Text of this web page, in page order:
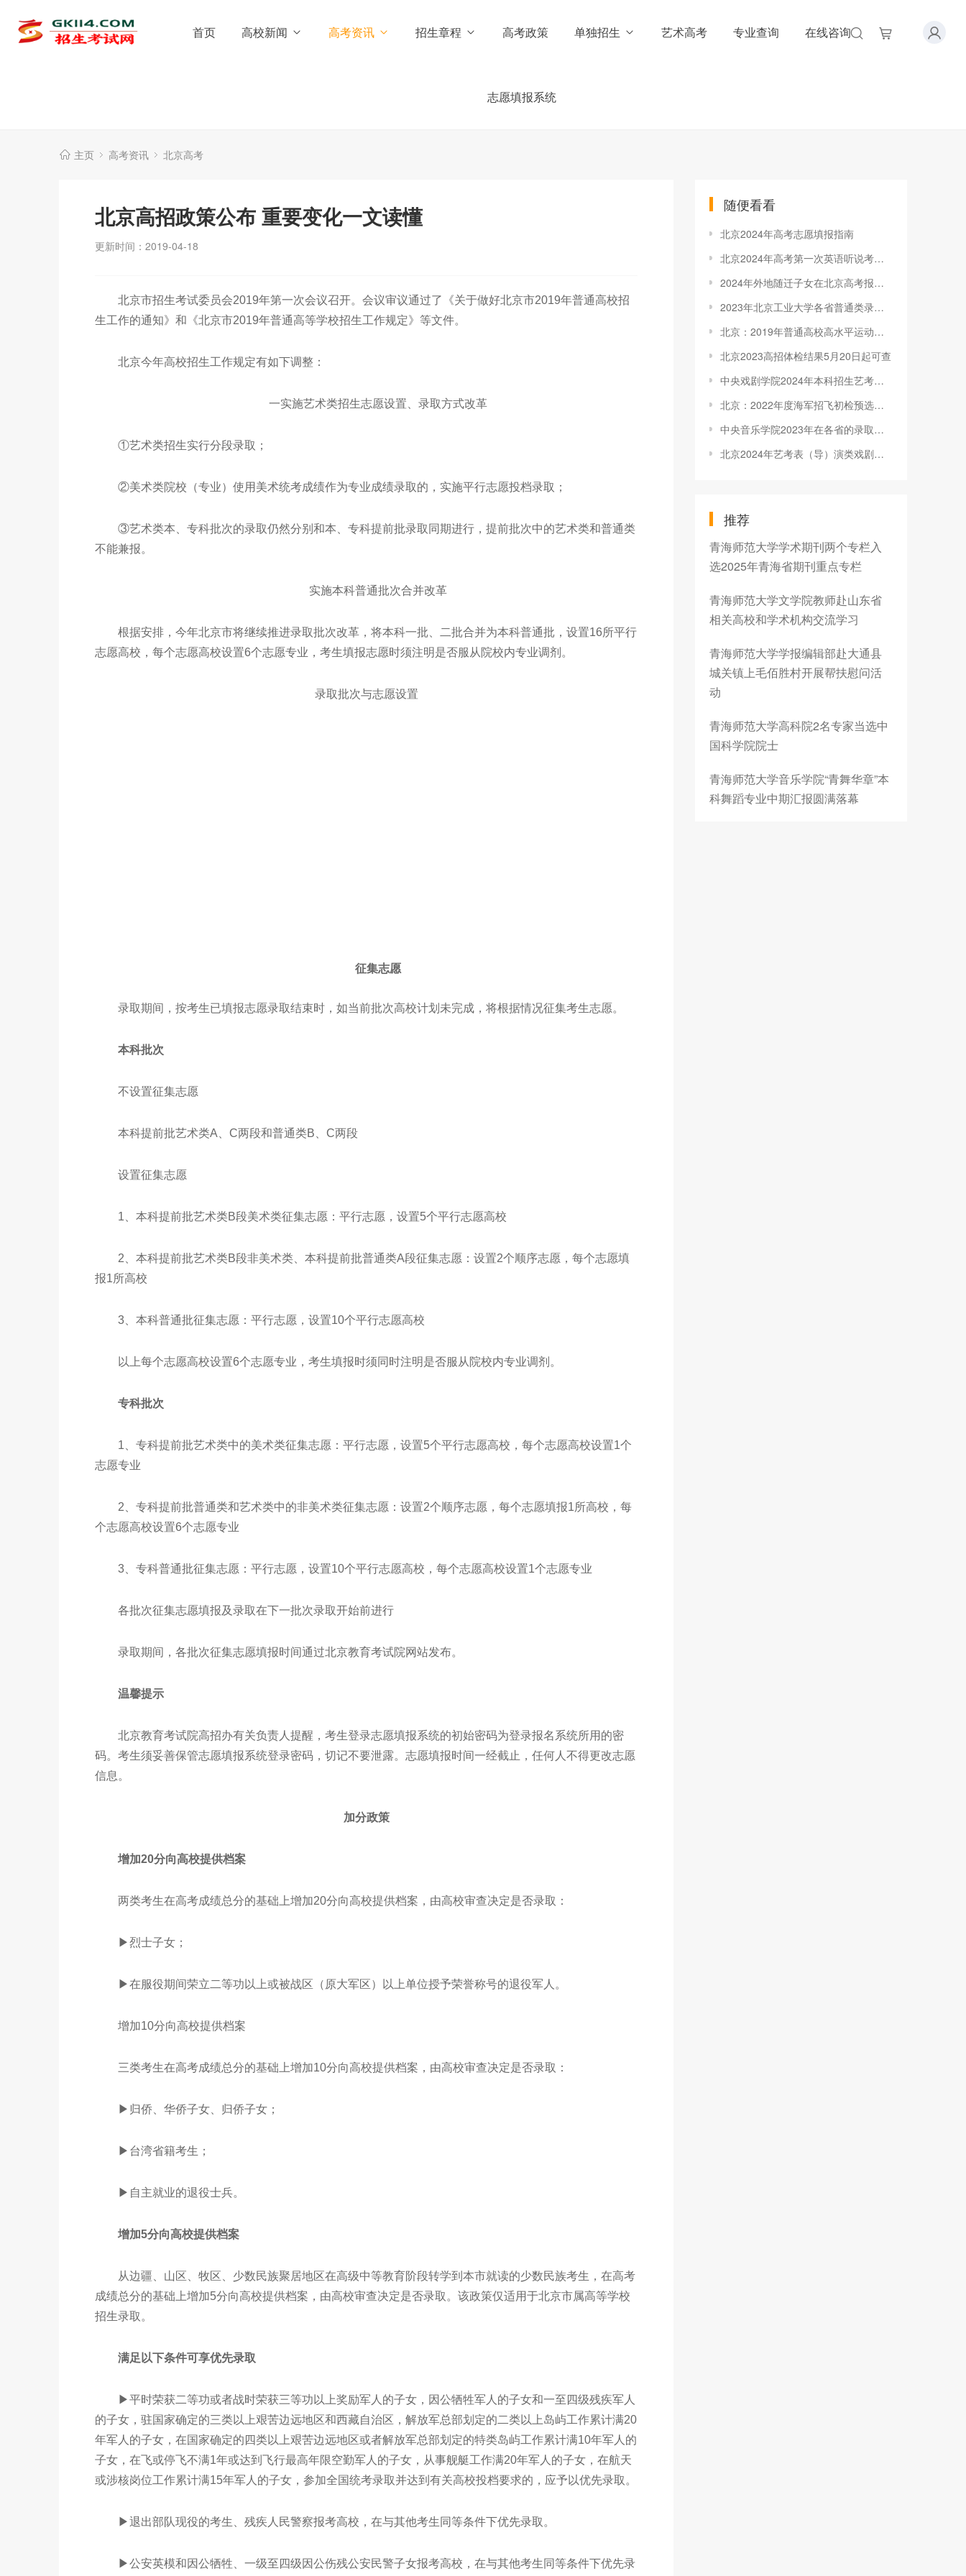
首页 高校新闻 高考资讯 招生章程 高考政策 单独招生 艺术高考 专业查询 在线咨询
志愿填报系统
主页 高考资讯 北京高考
北京高招政策公布 重要变化一文读懂
更新时间：2019-04-18
北京市招生考试委员会2019年第一次会议召开。会议审议通过了《关于做好北京市2019年普通高校招
生工作的通知》和《北京市2019年普通高等学校招生工作规定》等文件。
北京今年高校招生工作规定有如下调整：
一实施艺术类招生志愿设置、录取方式改革
①艺术类招生实行分段录取；
②美术类院校（专业）使用美术统考成绩作为专业成绩录取的，实施平行志愿投档录取；
③艺术类本、专科批次的录取仍然分别和本、专科提前批录取同期进行，提前批次中的艺术类和普通类
不能兼报。
实施本科普通批次合并改革
根据安排，今年北京市将继续推进录取批次改革，将本科一批、二批合并为本科普通批，设置16所平行
志愿高校，每个志愿高校设置6个志愿专业，考生填报志愿时须注明是否服从院校内专业调剂。
录取批次与志愿设置
征集志愿
录取期间，按考生已填报志愿录取结束时，如当前批次高校计划未完成，将根据情况征集考生志愿。
本科批次
不设置征集志愿
本科提前批艺术类A、C两段和普通类B、C两段
设置征集志愿
1、本科提前批艺术类B段美术类征集志愿：平行志愿，设置5个平行志愿高校
2、本科提前批艺术类B段非美术类、本科提前批普通类A段征集志愿：设置2个顺序志愿，每个志愿填
报1所高校
3、本科普通批征集志愿：平行志愿，设置10个平行志愿高校
以上每个志愿高校设置6个志愿专业，考生填报时须同时注明是否服从院校内专业调剂。
专科批次
1、专科提前批艺术类中的美术类征集志愿：平行志愿，设置5个平行志愿高校，每个志愿高校设置1个
志愿专业
2、专科提前批普通类和艺术类中的非美术类征集志愿：设置2个顺序志愿，每个志愿填报1所高校，每
个志愿高校设置6个志愿专业
3、专科普通批征集志愿：平行志愿，设置10个平行志愿高校，每个志愿高校设置1个志愿专业
各批次征集志愿填报及录取在下一批次录取开始前进行
录取期间，各批次征集志愿填报时间通过北京教育考试院网站发布。
温馨提示
北京教育考试院高招办有关负责人提醒，考生登录志愿填报系统的初始密码为登录报名系统所用的密
码。考生须妥善保管志愿填报系统登录密码，切记不要泄露。志愿填报时间一经截止，任何人不得更改志愿
信息。
加分政策
增加20分向高校提供档案
两类考生在高考成绩总分的基础上增加20分向高校提供档案，由高校审查决定是否录取：
▶烈士子女；
▶在服役期间荣立二等功以上或被战区（原大军区）以上单位授予荣誉称号的退役军人。
增加10分向高校提供档案
三类考生在高考成绩总分的基础上增加10分向高校提供档案，由高校审查决定是否录取：
▶归侨、华侨子女、归侨子女；
▶台湾省籍考生；
▶自主就业的退役士兵。
增加5分向高校提供档案
从边疆、山区、牧区、少数民族聚居地区在高级中等教育阶段转学到本市就读的少数民族考生，在高考
成绩总分的基础上增加5分向高校提供档案，由高校审查决定是否录取。该政策仅适用于北京市属高等学校
招生录取。
满足以下条件可享优先录取
▶平时荣获二等功或者战时荣获三等功以上奖励军人的子女，因公牺牲军人的子女和一至四级残疾军人
的子女，驻国家确定的三类以上艰苦边远地区和西藏自治区，解放军总部划定的二类以上岛屿工作累计满20
年军人的子女，在国家确定的四类以上艰苦边远地区或者解放军总部划定的特类岛屿工作累计满10年军人的
子女，在飞或停飞不满1年或达到飞行最高年限空勤军人的子女，从事舰艇工作满20年军人的子女，在航天
或涉核岗位工作累计满15年军人的子女，参加全国统考录取并达到有关高校投档要求的，应予以优先录取。
▶退出部队现役的考生、残疾人民警察报考高校，在与其他考生同等条件下优先录取。
▶公安英模和因公牺牲、一级至四级因公伤残公安民警子女报考高校，在与其他考生同等条件下优先录
随便看看
北京2024年高考志愿填报指南
北京2024年高考第一次英语听说考试准考证打印入口
2024年外地随迁子女在北京高考报名政策
2023年北京工业大学各省普通类录取分数线统计
北京：2019年普通高校高水平运动队技术调整结果的通知
北京2023高招体检结果5月20日起可查
中央戏剧学院2024年本科招生艺考校考合格线公布！
北京：2022年度海军招飞初检预选网上报名工作安排
中央音乐学院2023年在各省的录取分数线
北京2024年艺考表（导）演类戏剧影视导演方向统考考生分数分布（本科）
推荐
青海师范大学学术期刊两个专栏入
选2025年青海省期刊重点专栏
青海师范大学文学院教师赴山东省
相关高校和学术机构交流学习
青海师范大学学报编辑部赴大通县
城关镇上毛佰胜村开展帮扶慰问活
动
青海师范大学高科院2名专家当选中
国科学院院士
青海师范大学音乐学院“青舞华章”本
科舞蹈专业中期汇报圆满落幕